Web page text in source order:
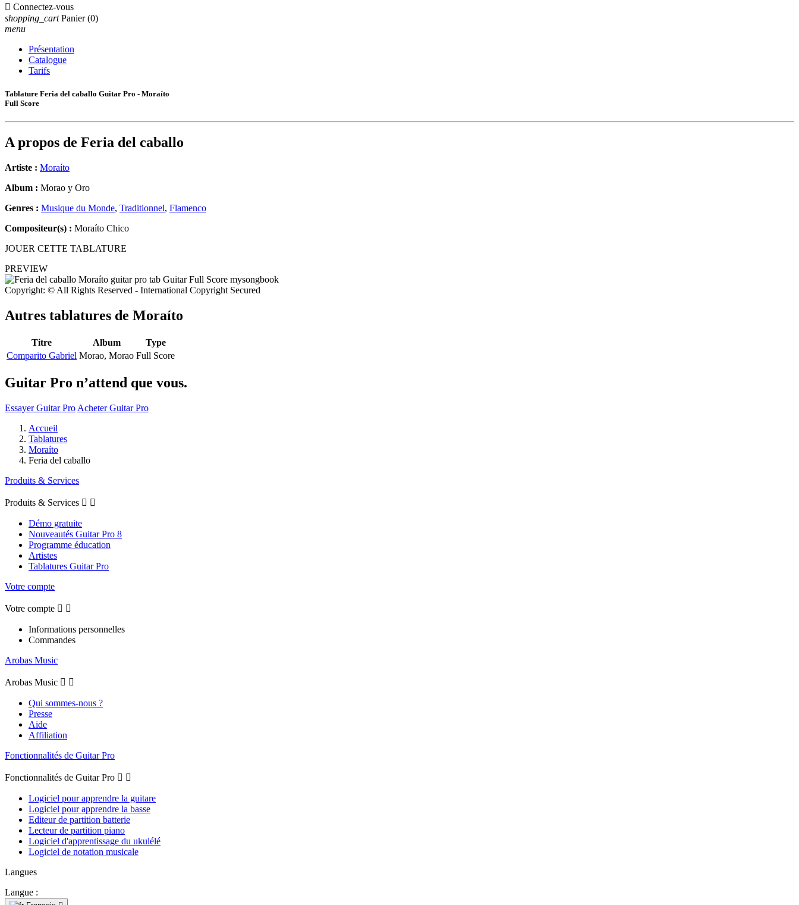
 Connectez-vous
shopping_cart Panier (0)
menu
Présentation
Catalogue
Tarifs
Tablature Feria del caballo Guitar Pro - Moraíto
Full Score
A propos de Feria del caballo
Artiste : Moraíto
Album : Morao y Oro
Genres : Musique du Monde, Traditionnel, Flamenco
Compositeur(s) : Moraíto Chico
JOUER CETTE TABLATURE
PREVIEW
Copyright: © All Rights Reserved - International Copyright Secured
Autres tablatures de Moraíto
Titre Album
Type
Comparito Gabriel Morao, Morao Full Score
Guitar Pro n’attend que vous.
Essayer Guitar Pro Acheter Guitar Pro
Accueil
Tablatures
Moraíto
Feria del caballo
Produits & Services
Produits & Services  
Démo gratuite
Nouveautés Guitar Pro 8
Programme éducation
Artistes
Tablatures Guitar Pro
Votre compte
Votre compte  
Informations personnelles
Commandes
Arobas Music
Arobas Music  
Qui sommes-nous ?
Presse
Aide
Affiliation
Fonctionnalités de Guitar Pro
Fonctionnalités de Guitar Pro  
Logiciel pour apprendre la guitare
Logiciel pour apprendre la basse
Editeur de partition batterie
Lecteur de partition piano
Logiciel d'apprentissage du ukulélé
Logiciel de notation musicale
Langues
Langue :